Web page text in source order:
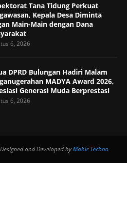
Tana Tidung Perkuat
Kepala Desa Diminta
Main-Main dengan Dana
6, 2026
DPRD Bulungan Hadiri Malam
MADYA Award 2026,
Generasi Muda Berprestasi
6, 2026
and Developed byMahir Techno